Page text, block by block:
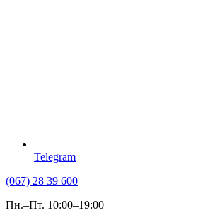
Telegram
(067) 28 39 600
Пн.–Пт. 10:00–19:00